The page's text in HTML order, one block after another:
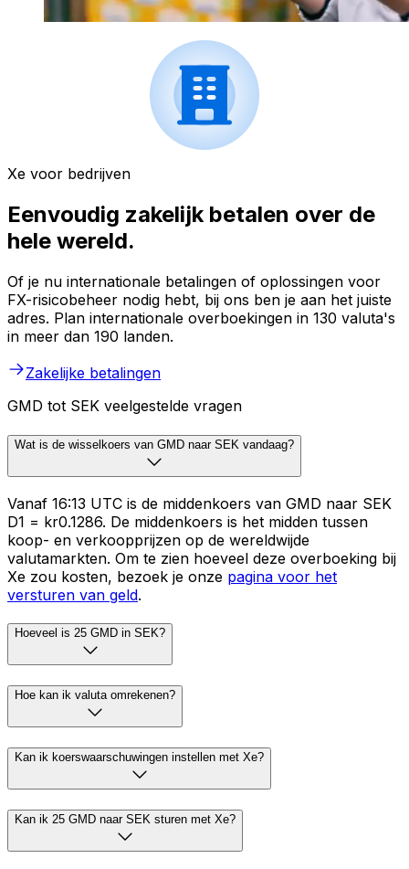
Xe voor bedrijven
Eenvoudig zakelijk betalen over de
hele wereld.
Of je nu internationale betalingen of oplossingen voor
FX-risicobeheer nodig hebt, bij ons ben je aan het juiste
adres. Plan internationale overboekingen in 130 valuta's
in meer dan 190 landen.
Zakelijke betalingen
GMD tot SEK veelgestelde vragen
Wat is de wisselkoers van GMD naar SEK vandaag?
Vanaf 16:13 UTC is de middenkoers van GMD naar SEK
D1 = kr0.1286. De middenkoers is het midden tussen
koop- en verkoopprijzen op de wereldwijde
valutamarkten. Om te zien hoeveel deze overboeking bij
Xe zou kosten, bezoek je onze pagina voor het
versturen van geld.
Hoeveel is 25 GMD in SEK?
Hoe kan ik valuta omrekenen?
Kan ik koerswaarschuwingen instellen met Xe?
Kan ik 25 GMD naar SEK sturen met Xe?